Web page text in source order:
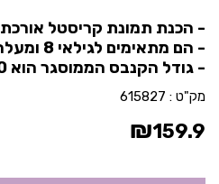
- הכנת תמונת קריסטל אורכת 30-45 דקות.
- הם מתאימים לגילאי 8 ומעלה.
- גודל הקנבס הממוסגר הוא 30 על 30 ס"מ.
מק"ט : 615827
₪159.9